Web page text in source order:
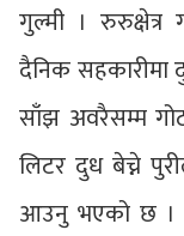
गुल्मी । रुरुक्षेत्र
दैनिक सहकारीमा
साँझ अवरैसम्म
लिटर दुध बेच्ने
आउनु भएको छ ।